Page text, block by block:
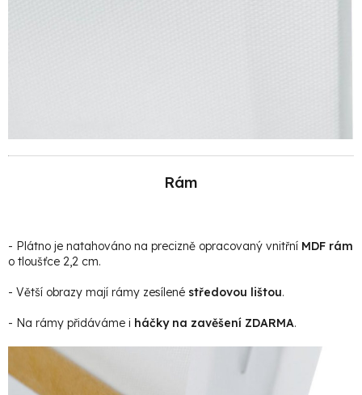
Rám
- Plátno je natahováno na precizně opracovaný vnitřní MDF rám
o tloušťce 2,2 cm.
- Větší obrazy mají rámy zesílené středovou lištou.
- Na rámy přidáváme i háčky na zavěšení ZDARMA.